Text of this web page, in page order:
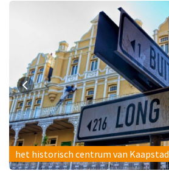
het historisch centrum van Kaapstad